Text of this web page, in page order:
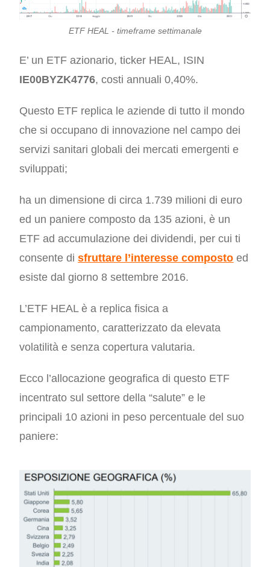
ETF HEAL - timeframe settimanale
E’ un ETFazionario, ticker HEAL, ISIN
IE00BYZK4776, costi annuali 0,40%.
Questo ETF replica le aziende di tutto il mondo
che si occupano di innovazione nel campo dei
servizi sanitari globali dei mercati emergenti e
sviluppati;
ha un dimensione di circa 1.739 milioni di euro
ed un paniere composto da 135 azioni, è un
ETF ad accumulazione dei dividendi, per cui ti
consente disfruttare l’interesse composto ed
esiste dal giorno 8 settembre 2016.
L’ETF HEAL è a replica fisica a
campionamento, caratterizzato da elevata
volatilità e senza copertura valutaria.
Ecco l’allocazione geografica di questo ETF
incentrato sul settore della “salute” e le
principali 10 azioni in peso percentuale del suo
paniere: